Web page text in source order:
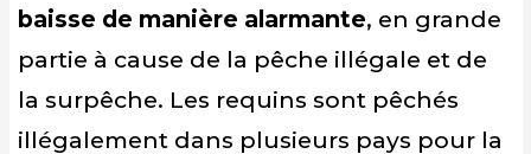
baisse de manière alarmante, en grande
partie à cause de la pêche illégale et de
la surpêche. Les requins sont pêchés
illégalement dans plusieurs pays pour la